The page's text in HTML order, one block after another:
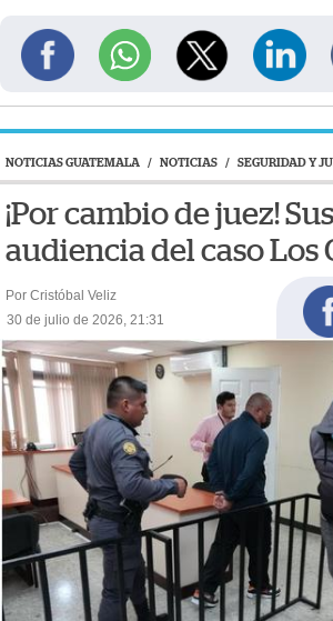
NOTICIAS GUATEMALA / NOTICIAS / SEGURIDAD Y
¡Por cambio de juez!
audiencia del caso Los
Por Cristóbal Veliz
30 de julio de 2026, 21:31